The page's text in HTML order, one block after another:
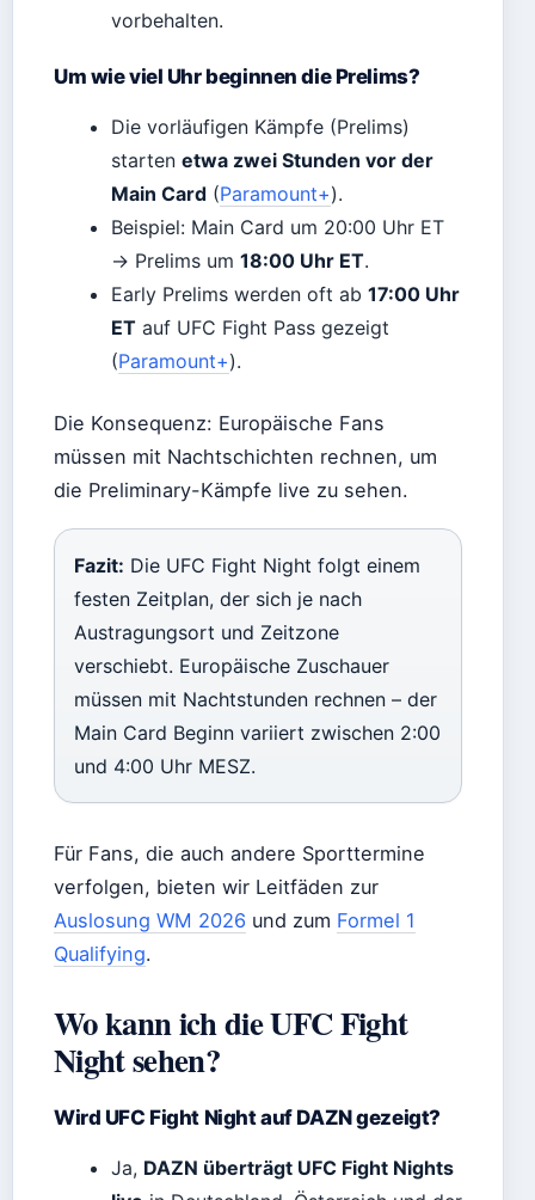
vorbehalten.
Um wie viel Uhr beginnen die Prelims?
Die vorläufigen Kämpfe (Prelims)
starten etwa zwei Stunden vor der
Main Card (Paramount+).
Beispiel: Main Card um 20:00 Uhr ET
→ Prelims um 18:00 Uhr ET.
Early Prelims werden oft ab 17:00 Uhr
ET auf UFC Fight Pass gezeigt
(Paramount+).
Die Konsequenz: Europäische Fans
müssen mit Nachtschichten rechnen, um
die Preliminary-Kämpfe live zu sehen.
Fazit: Die UFC Fight Night folgt einem
festen Zeitplan, der sich je nach
Austragungsort und Zeitzone
verschiebt. Europäische Zuschauer
müssen mit Nachtstunden rechnen – der
Main Card Beginn variiert zwischen 2:00
und 4:00 Uhr MESZ.
Für Fans, die auch andere Sporttermine
verfolgen, bieten wir Leitfäden zur
Auslosung WM 2026 und zum Formel 1
Qualifying.
Wo kann ich die UFC Fight
Night sehen?
Wird UFC Fight Night auf DAZN gezeigt?
Ja, DAZN überträgt UFC Fight Nights